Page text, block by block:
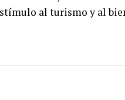
al turismo y al